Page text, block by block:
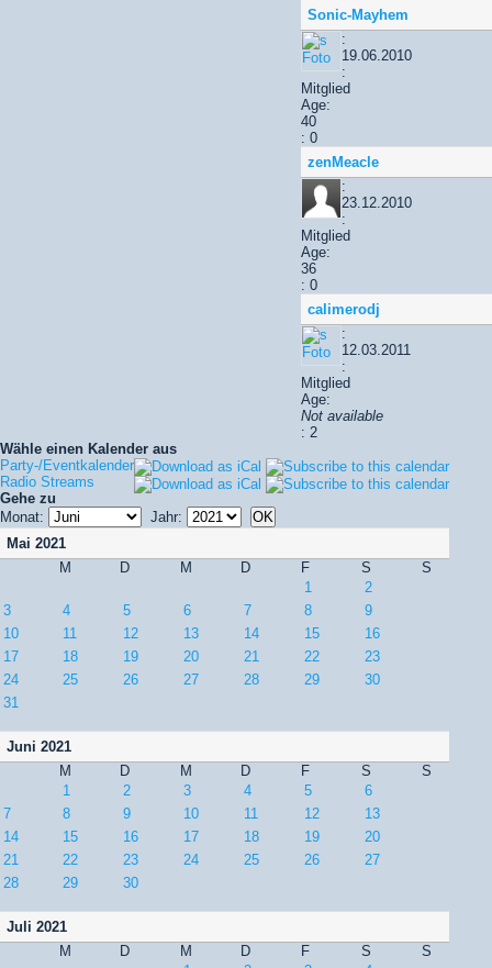
Sonic-Mayhem
:
19.06.2010
:
Mitglied
Age:
40
: 0
zenMeacle
:
23.12.2010
:
Mitglied
Age:
36
: 0
calimerodj
:
12.03.2011
:
Mitglied
Age:
Not available
: 2
Wähle einen Kalender aus
Party-/Eventkalender
Radio Streams
Gehe zu
Monat:
Jahr:
Mai 2021
M
D M D F S
S
1
2
3
4 5 6 7 8
9
10
11 12 13 14 15
16
17
18 19 20 21 22
23
24
25 26 27 28 29
30
31
Juni 2021
M
D M D F S
S
1
2 3 4 5
6
7
8 9 10 11 12
13
14
15 16 17 18 19
20
21
22 23 24 25 26
27
28
29 30
Juli 2021
M
D M D F S
S